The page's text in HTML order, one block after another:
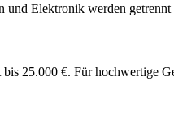
und Elektronik werden
25.000 €. Für hochwertige